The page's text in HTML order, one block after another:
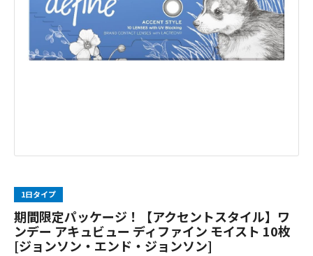
1日タイプ
期間限定パッケージ！【アクセントスタイル】ワ
ンデー アキュビュー ディファイン モイスト 10枚
[ジョンソン・エンド・ジョンソン]